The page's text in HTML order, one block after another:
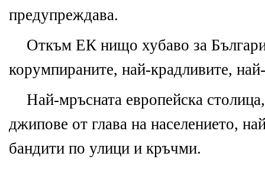
предупреждава.
Откъм ЕК нищо хубаво за
корумпираните, най-крадливите,
Най-мръсната европейска
джипове от глава на населението,
бандити по улици и кръчми.